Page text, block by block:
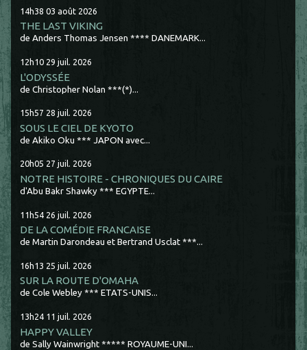
14h38 03 août 2026
THE LAST VIKING
de Anders Thomas Jensen **** DANEMARK...
12h10 29 juil. 2026
L'ODYSSÉE
de Christopher Nolan ***(*)...
15h57 28 juil. 2026
SOUS LE CIEL DE KYOTO
de Akiko Oku *** JAPON avec...
20h05 27 juil. 2026
NOTRE HISTOIRE - CHRONIQUES DU CAIRE
d'Abu Bakr Shawky *** EGYPTE...
11h54 26 juil. 2026
DE LA COMÉDIE FRANCAISE
de Martin Darondeau et Bertrand Usclat ***...
16h13 25 juil. 2026
SUR LA ROUTE D'OMAHA
de Cole Webley *** ETATS-UNIS...
13h24 11 juil. 2026
HAPPY VALLEY
de Sally Wainwright ***** ROYAUME-UNI...